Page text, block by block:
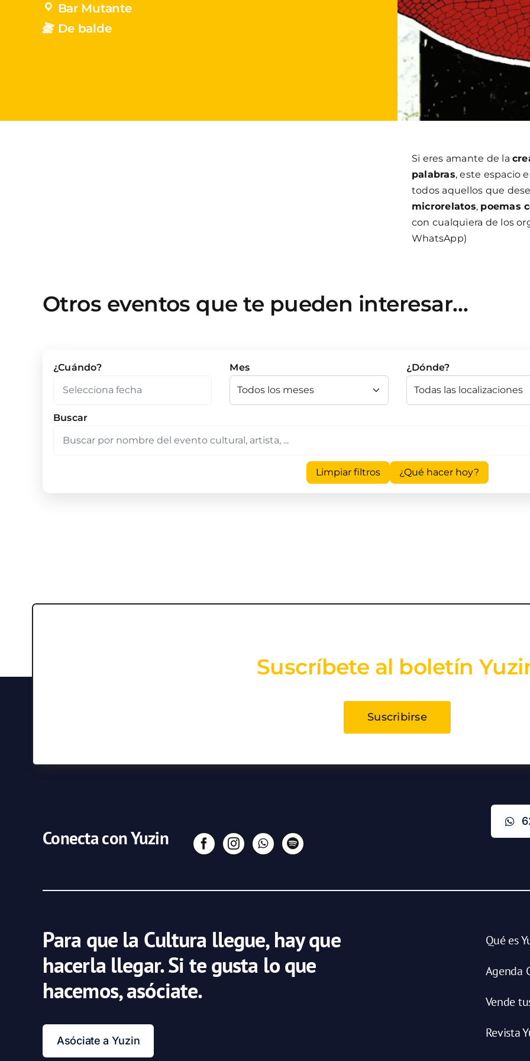
Bar Mutante
De balde
Si eres amante de la
palabras, este espacio
todos aquellos que
microrelatos, poemas
con cualquiera de los
WhatsApp)
Otros eventos que te pueden interesar…
¿Cuándo? Mes ¿Dónde?
Buscar
Limpiar filtros ¿Qué hacer hoy?
Suscríbete al boletín
Suscribirse
Conecta con Yuzin
Para que la Cultura llegue, hay que
hacerla llegar. Si te gusta lo que
hacemos, asóciate.
Asóciate a Yuzin
Qué es
Agenda
Vende
Revista